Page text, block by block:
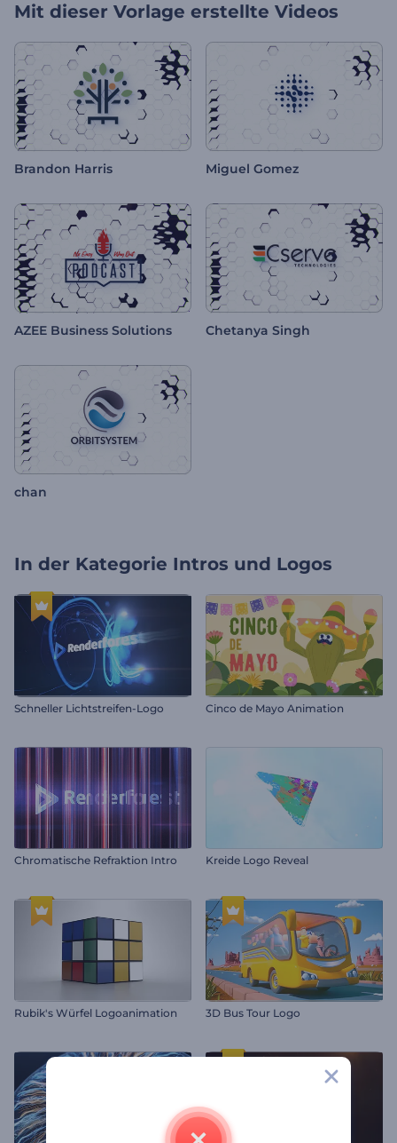
Mit dieser Vorlage erstellte Videos
Brandon Harris Miguel Gomez
AZEE Business Solutions Chetanya Singh
chan
In der Kategorie Intros und Logos
Schneller Lichtstreifen-Logo Cinco de Mayo Animation
Chromatische Refraktion Intro Kreide Logo Reveal
Rubik's Würfel Logoanimation 3D Bus Tour Logo